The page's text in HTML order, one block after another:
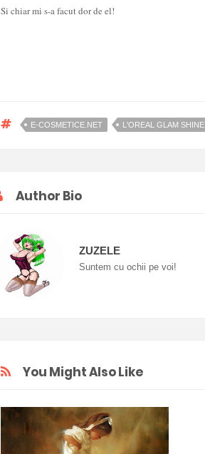
Si chiar mi s-a facut dor de el!
E-COSMETICE.NET L'OREAL GLAM SHINE
Author Bio
ZUZELE
Suntem cu ochii pe voi!
You Might Also Like